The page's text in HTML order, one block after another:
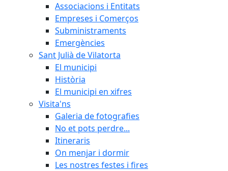
Associacions i Entitats
Empreses i Comerços
Subministraments
Emergències
Sant Julià de Vilatorta
El municipi
Història
El municipi en xifres
Visita'ns
Galeria de fotografies
No et pots perdre...
Itineraris
On menjar i dormir
Les nostres festes i fires